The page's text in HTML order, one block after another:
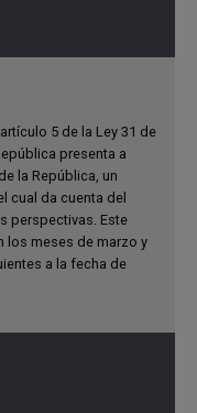
5 de la Ley 31 de
presenta a
la República, un
cual da cuenta del
perspectivas. Este
los meses de marzo y
a la fecha de